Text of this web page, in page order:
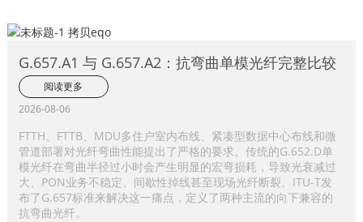
G.657.A1 与 G.657.A2：抗弯曲单模光纤完整比较
阅读更多
2026-08-06
FTTH、FTTB、MDU多住户室内布线、紧凑型数据中心布线和微
管道部署对光纤弯曲性能提出了严格的要求。传统的G.652.D单
模光纤在弯曲半径过小时会产生明显的宏弯损耗，导致光衰减过
大、PON业务不稳定、间歇性掉线甚至现场光纤断裂。ITU-T发
布了G.657标准来解决这一痛点，定义了两种主流的向下兼容的
抗弯曲光纤。